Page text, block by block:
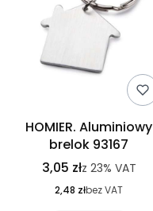
HOMIER. Aluminiowy
brelok 93167
3,05 złz 23% VAT
2,48 złbez VAT